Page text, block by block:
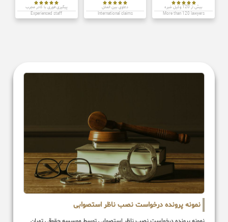





بیش از 120 وکیل خبره
More than 120 lawyers





دعاوی بین الملل
International claims





پیگیری فوری با کادر مجرب
Experienced staff
نمونه پرونده درخواست نصب ناظر استصوابی